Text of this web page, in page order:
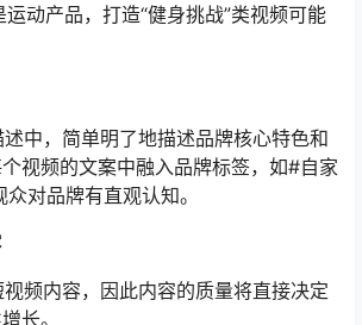
动产品，打造“健身挑战”类视频可能
中，简单明了地描述品牌核心特色和
视频的文案中融入品牌标签，如#自家
对品牌有直观认知。
频内容，因此内容的质量将直接决定
长。